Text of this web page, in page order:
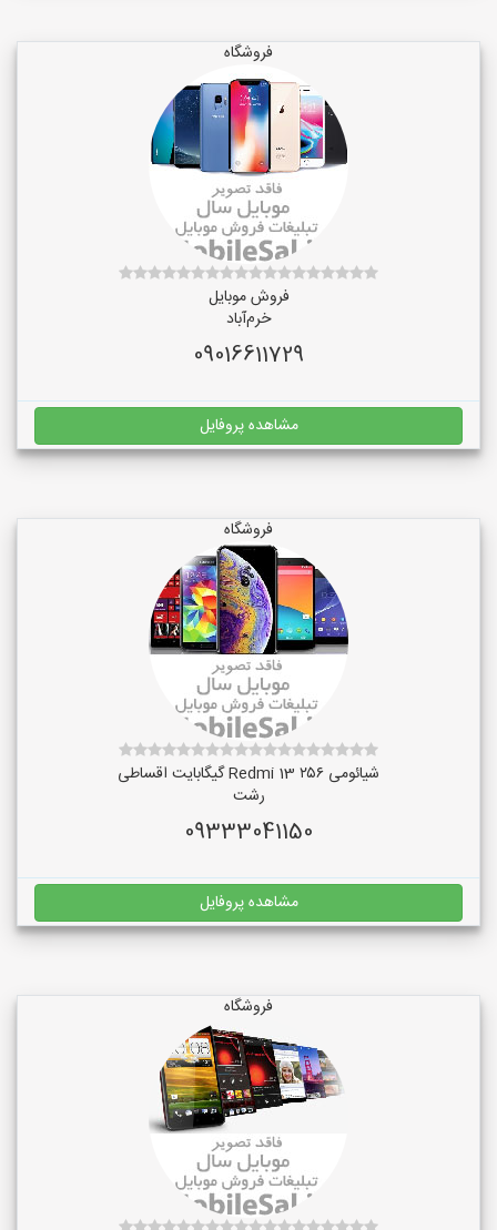
فروشگاه
فروش موبایل
خرم‌آباد
09016611729
مشاهده پروفایل
فروشگاه
شیائومی Redmi 13 ۲۵۶ گیگابایت اقساطی
رشت
09333041150
مشاهده پروفایل
فروشگاه